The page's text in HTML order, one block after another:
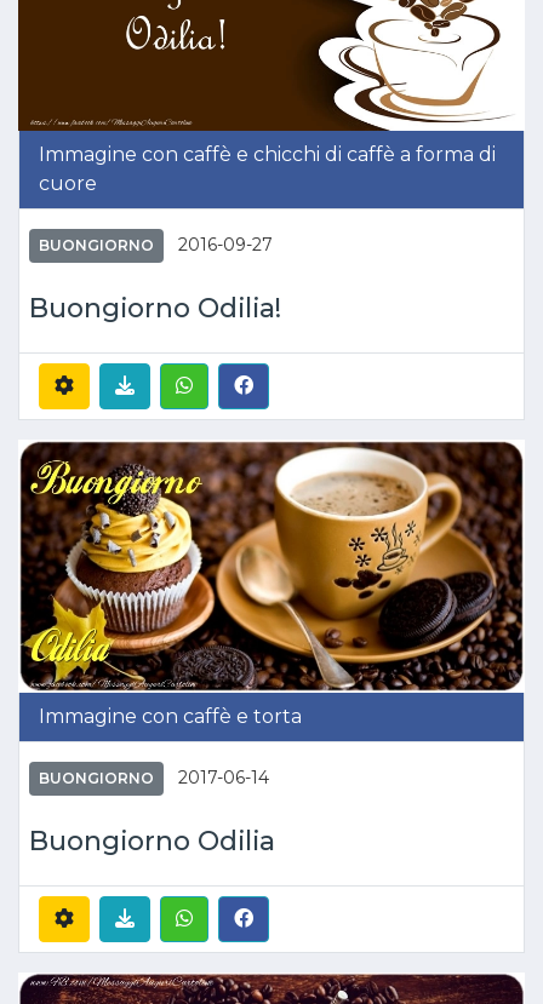
Immagine con caffè e chicchi di caffè a forma di
cuore
BUONGIORNO 2016-09-27
Buongiorno Odilia!
Immagine con caffè e torta
BUONGIORNO 2017-06-14
Buongiorno Odilia